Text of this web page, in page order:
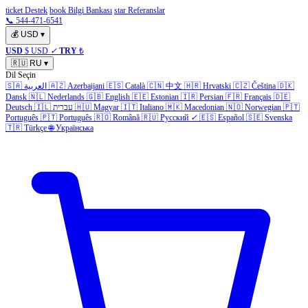
ticket Destek book Bilgi Bankası star Referanslar
📞 544-471-6541
💰 USD ▾
USD $ USD ✓ TRY ₺
🇷🇺 RU ▾
Dil Seçin
🇸🇦 العربية 🇦🇿 Azerbaijani 🇪🇸 Català 🇨🇳 中文 🇭🇷 Hrvatski 🇨🇿 Čeština 🇩🇰
Dansk 🇳🇱 Nederlands 🇬🇧 English 🇪🇪 Estonian 🇮🇷 Persian 🇫🇷 Français 🇩🇪
Deutsch 🇮🇱 עברית 🇭🇺 Magyar 🇮🇹 Italiano 🇲🇰 Macedonian 🇳🇴 Norwegian 🇵🇹
Português 🇵🇹 Português 🇷🇴 Română 🇷🇺 Русский ✓ 🇪🇸 Español 🇸🇪 Svenska
🇹🇷 Türkçe 🌐 Українська